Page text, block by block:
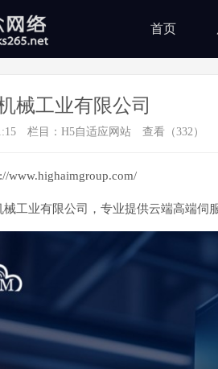
首页
械工业有限公司
栏目： H5自适应网站 查看（332）
www.highaimgroup.com/
械工业有限公司，专业提供云端高端伺